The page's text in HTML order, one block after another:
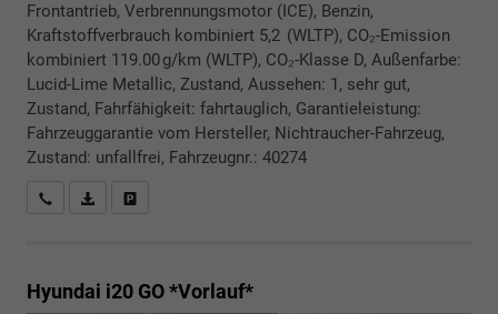
Frontantrieb, Verbrennungsmotor (ICE), Benzin,
Kraftstoffverbrauch kombiniert 5,2 (WLTP), CO₂-Emission
kombiniert 119.00 g/km (WLTP), CO₂-Klasse D, Außenfarbe:
Lucid-Lime Metallic, Zustand, Aussehen: 1, sehr gut,
Zustand, Fahrfähigkeit: fahrtauglich, Garantieleistung:
Fahrzeuggarantie vom Hersteller, Nichtraucher-Fahrzeug,
Zustand: unfallfrei, Fahrzeugnr.: 40274
Rückrufbitte absenden
PDF-Datei, Fahrzeugexposé drucken
Hyundai i20 GO *Vorlauf*